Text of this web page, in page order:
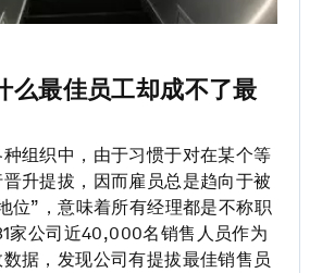
么最佳员工却成不了最
组织中，由于习惯于对在某个等
升提拔，因而雇员总是趋向于被
位”，意味着所有经理都是不称职
家公司近40,000名销售人员作为
据，发现公司有提拔最佳销售员